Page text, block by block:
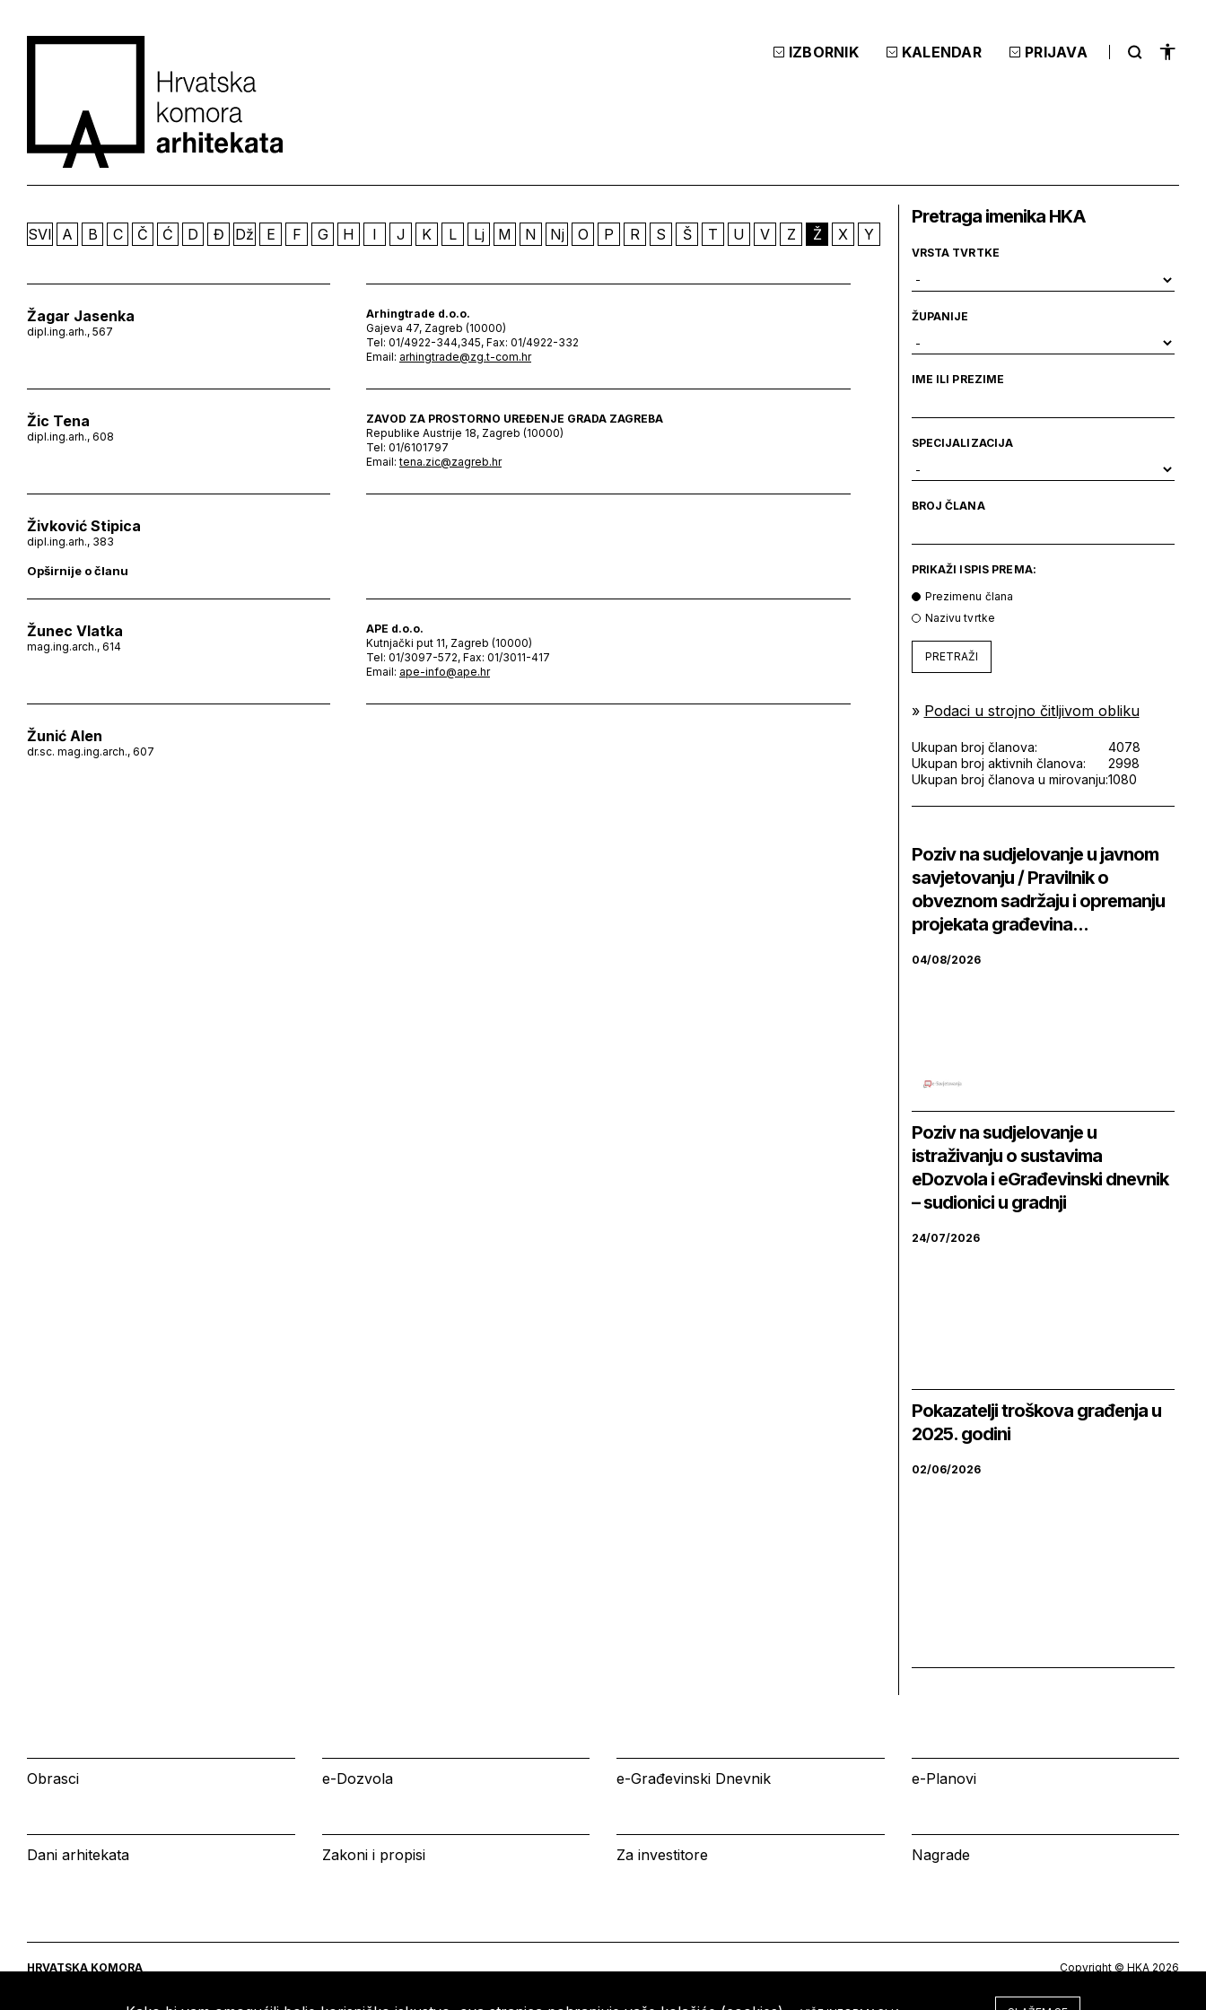
IZBORNIK KALENDAR PRIJAVA
SVI A B C Č Ć D Đ Dž E F G H I J K L Lj M N Nj O P R S Š T U V Z Ž X Y
Žagar Jasenka
dipl.ing.arh., 567
Arhingtrade d.o.o.
Gajeva 47, Zagreb (10000)
Tel: 01/4922-344,345, Fax: 01/4922-332
Email: arhingtrade@zg.t-com.hr
Žic Tena
dipl.ing.arh., 608
ZAVOD ZA PROSTORNO UREĐENJE GRADA ZAGREBA
Republike Austrije 18, Zagreb (10000)
Tel: 01/6101797
Email:tena.zic@zagreb.hr
Živković Stipica
dipl.ing.arh., 383
Opširnije o članu
Žunec Vlatka
mag.ing.arch., 614
APE d.o.o.
Kutnjački put 11, Zagreb (10000)
Tel: 01/3097-572, Fax: 01/3011-417
Email: ape-info@ape.hr
Žunić Alen
dr.sc. mag.ing.arch., 607
Pretraga imenika HKA
VRSTA TVRTKE
ŽUPANIJE
IME ILI PREZIME
SPECIJALIZACIJA
BROJ ČLANA
PRIKAŽI ISPIS PREMA:
Prezimenu člana
Nazivu tvrtke
PRETRAŽI
» Podaci u strojno čitljivom obliku
Ukupan broj članova:
4078
Ukupan broj aktivnih članova:
2998
Ukupan broj članova u mirovanju:1080
Poziv na sudjelovanje u javnom
savjetovanju / Pravilnik o
obveznom sadržaju i opremanju
projekata građevina...
04/08/2026
Poziv na sudjelovanje u
istraživanju o sustavima
eDozvola i eGrađevinski dnevnik
– sudionici u gradnji
24/07/2026
Pokazatelji troškova građenja u
2025. godini
02/06/2026
Obrasci e-Dozvola e-Građevinski Dnevnik e-Planovi
Dani arhitekata Zakoni i propisi Za investitore Nagrade
HRVATSKA KOMORA
Copyright © HKA 2026